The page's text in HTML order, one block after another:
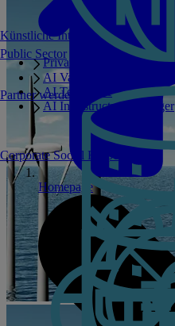
Künstliche Intelligenz
Private GPT
AI Validated Designs
AI Test Drive
AI Infrastructure Manager
Public Sector
Partner werden
Corporate Social Responsibility
Homepage